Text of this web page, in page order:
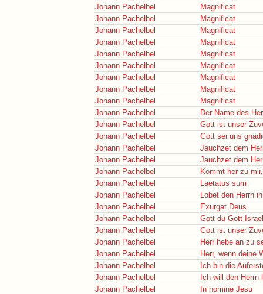
Johann Pachelbel
Magnificat
Johann Pachelbel
Magnificat
Johann Pachelbel
Magnificat
Johann Pachelbel
Magnificat
Johann Pachelbel
Magnificat
Johann Pachelbel
Magnificat
Johann Pachelbel
Magnificat
Johann Pachelbel
Magnificat
Johann Pachelbel
Magnificat
Johann Pachelbel
Der Name des
Johann Pachelbel
Gott ist unser
Johann Pachelbel
Gott sei uns
Johann Pachelbel
Jauchzet dem
Johann Pachelbel
Jauchzet dem
Johann Pachelbel
Kommt her zu
Johann Pachelbel
Laetatus sum
Johann Pachelbel
Lobet den Herrn
Johann Pachelbel
Exurgat Deus
Johann Pachelbel
Gott du Gott Israel
Johann Pachelbel
Gott ist unser
Johann Pachelbel
Herr hebe an zu
Johann Pachelbel
Herr, wenn deine
Johann Pachelbel
Ich bin die
Johann Pachelbel
Ich will den Herrn
Johann Pachelbel
In nomine Jesu